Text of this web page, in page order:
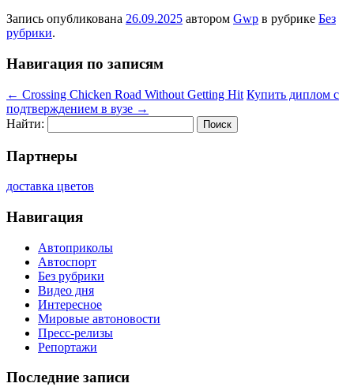
Запись опубликована 26.09.2025 автором Gwp в рубрике Без
рубрики.
Навигация по записям
← Crossing Chicken Road Without Getting Hit Купить диплом с
подтверждением в вузе →
Найти:
Партнеры
доставка цветов
Навигация
Автоприколы
Автоспорт
Без рубрики
Видео дня
Интересное
Мировые автоновости
Пресс-релизы
Репортажи
Последние записи